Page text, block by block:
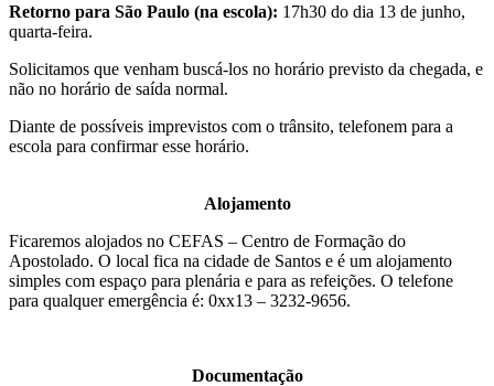
Retorno para São Paulo (na escola): 17h30 do dia 13 de junho,
quarta-feira.
Solicitamos que venham buscá-los no horário previsto da chegada, e
não no horário de saída normal.
Diante de possíveis imprevistos com o trânsito, telefonem para a
escola para confirmar esse horário.
Alojamento
Ficaremos alojados no CEFAS – Centro de Formação do
Apostolado. O local fica na cidade de Santos e é um alojamento
simples com espaço para plenária e para as refeições. O telefone
para qualquer emergência é: 0xx13 – 3232-9656.
Documentação